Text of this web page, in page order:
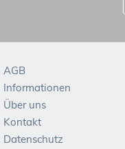
AGB
Informationen
Über uns
Kontakt
Datenschutz